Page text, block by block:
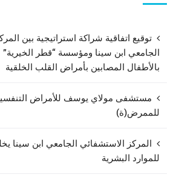
توقيع اتفاقية شراكة استراتيجية بين
الجامعي ابن سينا ومؤسسة “قطر الخيرية”
بالأطفال المصابين بأمراض القلب الخلقية
مستشفى مولاي يوسف للأمراض التنفسية
للممرض(ة)
المركز الاستشفائي الجامعي ابن سينا
للموارد البشرية